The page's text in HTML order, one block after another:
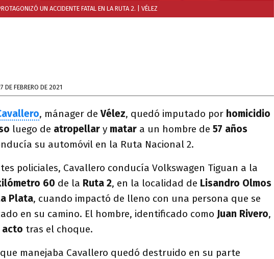
UN ACCIDENTE FATAL EN LA RUTA 2. | VÉLEZ
DE FEBRERO DE 2021
, mánager deVélez, quedó imputado por homicidio
luego de atropellar y matar a un hombre de 57 años
su automóvil en la Ruta Nacional 2.
policiales, Cavallero conducía Volkswagen Tiguan a la
60 de la Ruta 2, en la localidad de Lisandro Olmos
Plata, cuando impactó de lleno con una persona que se
en su camino. El hombre, identificado como Juan Rivero,
acto tras el choque.
manejaba Cavallero quedó destruido en su parte